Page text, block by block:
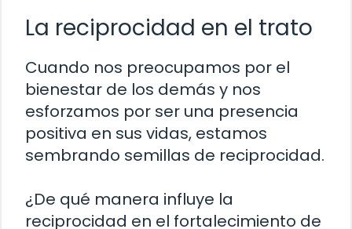
La reciprocidad en el trato
Cuando nos preocupamos por el
bienestar de los demás y nos
esforzamos por ser una presencia
positiva en sus vidas, estamos
sembrando semillas de reciprocidad.
¿De qué manera influye la
reciprocidad en el fortalecimiento de